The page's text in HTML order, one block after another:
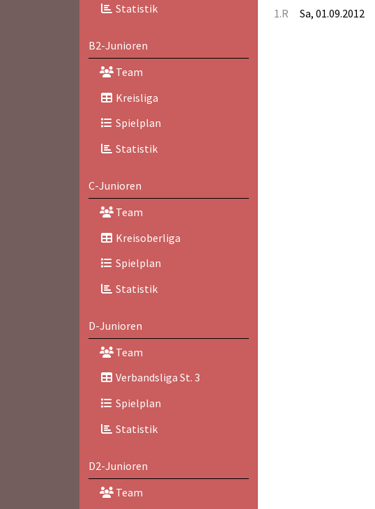
Statistik
B2-Junioren
Team
Kreisliga
Spielplan
Statistik
C-Junioren
Team
Kreisoberliga
Spielplan
Statistik
D-Junioren
Team
Verbandsliga St. 3
Spielplan
Statistik
D2-Junioren
Team
1.R Sa, 01.09.2012